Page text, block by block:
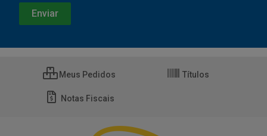
Meus Pedidos Títulos
Notas Fiscais